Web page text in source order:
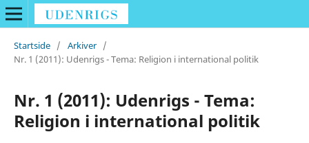
Startside / Arkiver /
Nr. 1 (2011): Udenrigs - Tema: Religion i international politik
Nr. 1 (2011): Udenrigs - Tema:
Religion i international politik